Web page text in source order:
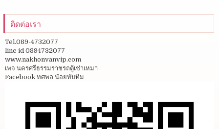
ติดต่อเรา
Tel.089-4732077
line id 0894732077
www.nakhonvanvip.com
เพจ นครศรีธรรมราชรถตู้เช่าเหมา
Facebook ทศพล น้อยทับทิม